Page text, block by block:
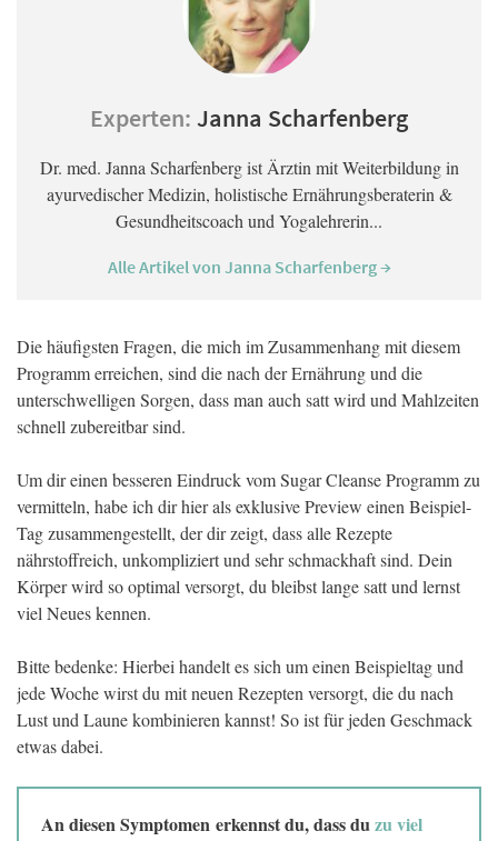
Experten: Janna Scharfenberg
Dr. med. Janna Scharfenberg ist Ärztin mit Weiterbildung in
ayurvedischer Medizin, holistische Ernährungsberaterin &
Gesundheitscoach und Yogalehrerin...
Alle Artikel von Janna Scharfenberg →
Die häufigsten Fragen, die mich im Zusammenhang mit diesem
Programm erreichen, sind die nach der Ernährung und die
unterschwelligen Sorgen, dass man auch satt wird und Mahlzeiten
schnell zubereitbar sind.
Um dir einen besseren Eindruck vom Sugar Cleanse Programm zu
vermitteln, habe ich dir hier als exklusive Preview einen Beispiel-
Tag zusammengestellt, der dir zeigt, dass alle Rezepte
nährstoffreich, unkompliziert und sehr schmackhaft sind. Dein
Körper wird so optimal versorgt, du bleibst lange satt und lernst
viel Neues kennen.
Bitte bedenke: Hierbei handelt es sich um einen Beispieltag und
jede Woche wirst du mit neuen Rezepten versorgt, die du nach
Lust und Laune kombinieren kannst! So ist für jeden Geschmack
etwas dabei.
An diesen Symptomen erkennst du, dass duzu viel